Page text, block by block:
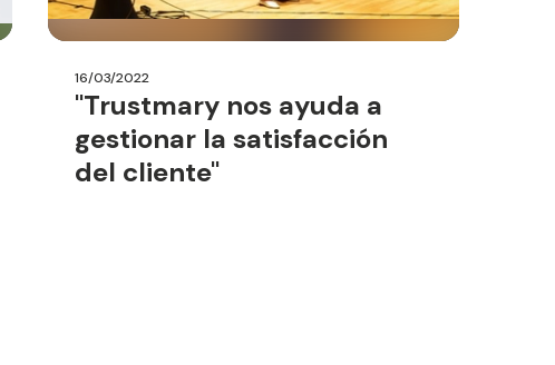
16/03/2022
"Trustmary nos ayuda a
gestionar la satisfacción
del cliente"